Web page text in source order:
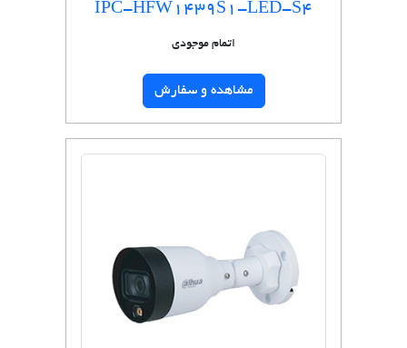
IPC-HFW1439S1-LED-S4
اتمام موجودی
مشاهده و سفارش